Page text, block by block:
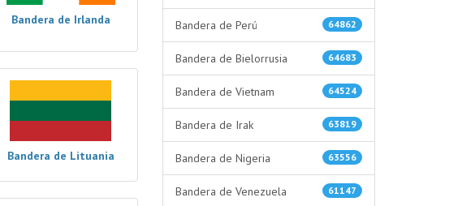
Bandera de Irlanda
Bandera de Lituania
64862
Bandera de Perú
64683
Bandera de Bielorrusia
64524
Bandera de Vietnam
63819
Bandera de Irak
63556
Bandera de Nigeria
61147
Bandera de Venezuela